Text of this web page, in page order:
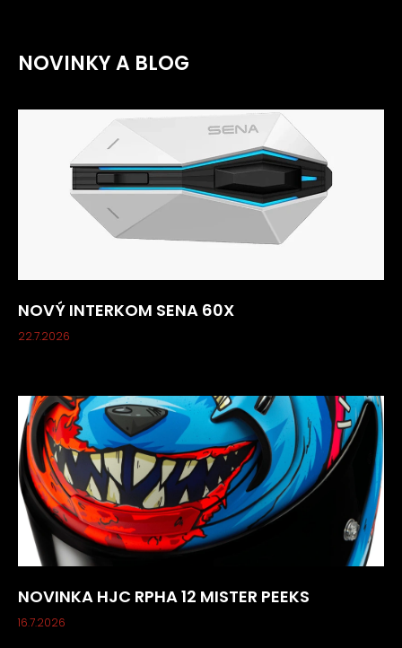
NOVINKY A BLOG
NOVÝ INTERKOM SENA 60X
22.7.2026
NOVINKA HJC RPHA 12 MISTER PEEKS
16.7.2026